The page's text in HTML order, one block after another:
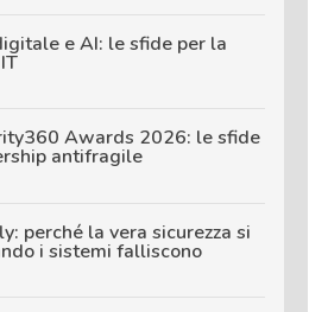
e AI: le sfide per la
Awards 2026: le sfide
antifragile
perché la vera sicurezza si
i sistemi falliscono